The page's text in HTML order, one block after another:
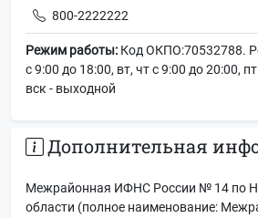
800-2222222
Режим работы: Код ОКПО:70532788.
с 9:00 до 18:00, вт, чт с 9:00 до 20:00,
вск - выходной
Дополнительная
Межрайонная ИФНС России № 14 по
области (полное наименование: